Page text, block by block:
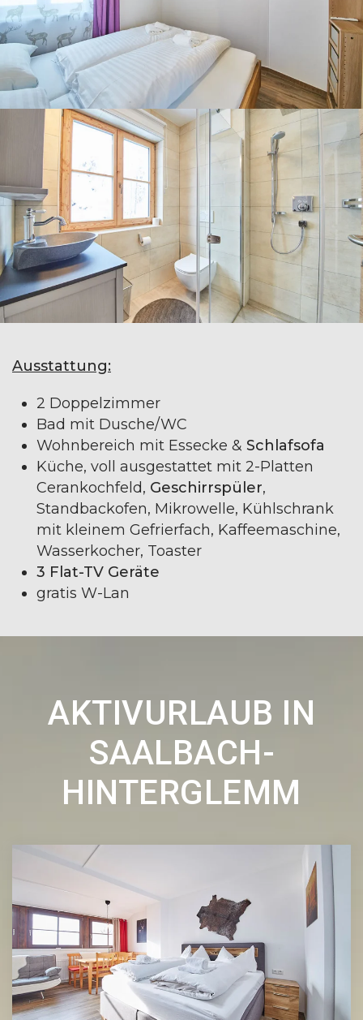
Ausstattung:
2 Doppelzimmer
Bad mit Dusche/WC
Wohnbereich mit Essecke & Schlafsofa
Küche, voll ausgestattet mit 2-Platten
Cerankochfeld, Geschirrspüler,
Standbackofen, Mikrowelle, Kühlschrank
mit kleinem Gefrierfach, Kaffeemaschine,
Wasserkocher, Toaster
3 Flat-TV Geräte
gratis W-Lan
AKTIVURLAUB IN
SAALBACH-
HINTERGLEMM